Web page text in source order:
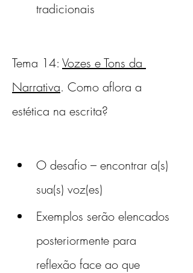
tradicionais
Tema 14: Vozes e Tons da
Narrativa. Como aflora a
estética na escrita?
O desafio – encontrar a(s)
sua(s) voz(es)
Exemplos serão elencados
posteriormente para
reflexão face ao que